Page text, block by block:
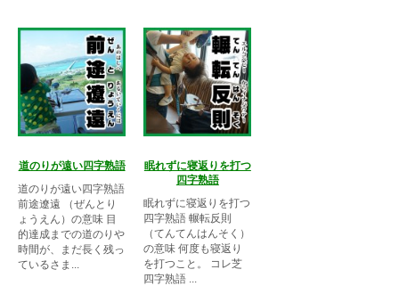
道のりが遠い四字熟語
道のりが遠い四字熟語
前途遼遠 （ぜんとり
ょうえん）の意味 目
的達成までの道のりや
時間が、まだ長く残っ
ているさま...
眠れずに寝返りを打つ
四字熟語
眠れずに寝返りを打つ
四字熟語 輾転反則
（てんてんはんそく）
の意味 何度も寝返り
を打つこと。 コレ芝
四字熟語 ...